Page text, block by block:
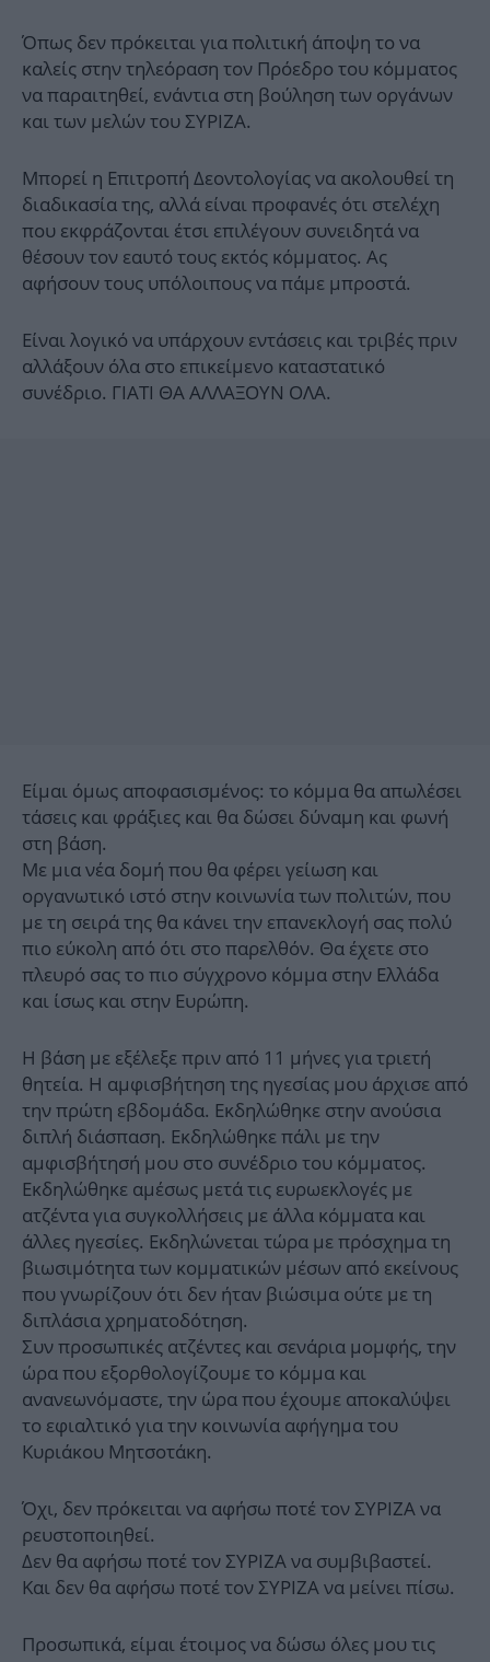
Όπως δεν πρόκειται για πολιτική άποψη το να
καλείς στην τηλεόραση τον Πρόεδρο του κόμματος
να παραιτηθεί, ενάντια στη βούληση των οργάνων
και των μελών του ΣΥΡΙΖΑ.
Μπορεί η Επιτροπή Δεοντολογίας να ακολουθεί τη
διαδικασία της, αλλά είναι προφανές ότι στελέχη
που εκφράζονται έτσι επιλέγουν συνειδητά να
θέσουν τον εαυτό τους εκτός κόμματος. Ας
αφήσουν τους υπόλοιπους να πάμε μπροστά.
Είναι λογικό να υπάρχουν εντάσεις και τριβές πριν
αλλάξουν όλα στο επικείμενο καταστατικό
συνέδριο. ΓΙΑΤΙ ΘΑ ΑΛΛΑΞΟΥΝ ΟΛΑ.
Είμαι όμως αποφασισμένος: το κόμμα θα απωλέσει
τάσεις και φράξιες και θα δώσει δύναμη και φωνή
στη βάση.
Με μια νέα δομή που θα φέρει γείωση και
οργανωτικό ιστό στην κοινωνία των πολιτών, που
με τη σειρά της θα κάνει την επανεκλογή σας πολύ
πιο εύκολη από ότι στο παρελθόν. Θα έχετε στο
πλευρό σας το πιο σύγχρονο κόμμα στην Ελλάδα
και ίσως και στην Ευρώπη.
Η βάση με εξέλεξε πριν από 11 μήνες για τριετή
θητεία. Η αμφισβήτηση της ηγεσίας μου άρχισε από
την πρώτη εβδομάδα. Εκδηλώθηκε στην ανούσια
διπλή διάσπαση. Εκδηλώθηκε πάλι με την
αμφισβήτησή μου στο συνέδριο του κόμματος.
Εκδηλώθηκε αμέσως μετά τις ευρωεκλογές με
ατζέντα για συγκολλήσεις με άλλα κόμματα και
άλλες ηγεσίες. Εκδηλώνεται τώρα με πρόσχημα τη
βιωσιμότητα των κομματικών μέσων από εκείνους
που γνωρίζουν ότι δεν ήταν βιώσιμα ούτε με τη
διπλάσια χρηματοδότηση.
Συν προσωπικές ατζέντες και σενάρια μομφής, την
ώρα που εξορθολογίζουμε το κόμμα και
ανανεωνόμαστε, την ώρα που έχουμε αποκαλύψει
το εφιαλτικό για την κοινωνία αφήγημα του
Κυριάκου Μητσοτάκη.
Όχι, δεν πρόκειται να αφήσω ποτέ τον ΣΥΡΙΖΑ να
ρευστοποιηθεί.
Δεν θα αφήσω ποτέ τον ΣΥΡΙΖΑ να συμβιβαστεί.
Και δεν θα αφήσω ποτέ τον ΣΥΡΙΖΑ να μείνει πίσω.
Προσωπικά, είμαι έτοιμος να δώσω όλες μου τις